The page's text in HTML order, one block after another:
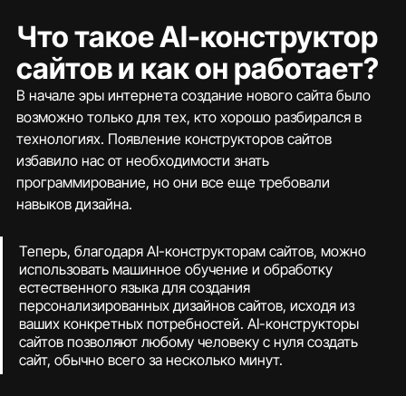
Что такое AI-конструктор
сайтов и как он работает?
В начале эры интернета создание нового сайта было
возможно только для тех, кто хорошо разбирался в
технологиях. Появление конструкторов сайтов
избавило нас от необходимости знать
программирование, но они все еще требовали
навыков дизайна.
Теперь, благодаря AI-конструкторам сайтов, можно
использовать машинное обучение и обработку
естественного языка для создания
персонализированных дизайнов сайтов, исходя из
ваших конкретных потребностей. AI-конструкторы
сайтов позволяют любому человеку с нуля создать
сайт, обычно всего за несколько минут.